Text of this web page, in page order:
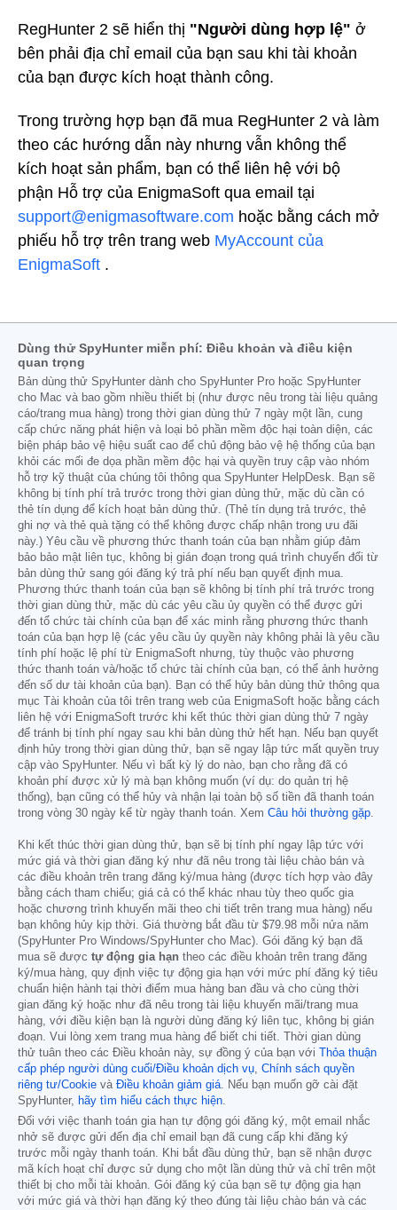
RegHunter 2 sẽ hiển thị "Người dùng hợp lệ" ở
bên phải địa chỉ email của bạn sau khi tài khoản
của bạn được kích hoạt thành công.
Trong trường hợp bạn đã mua RegHunter 2 và làm
theo các hướng dẫn này nhưng vẫn không thể
kích hoạt sản phẩm, bạn có thể liên hệ với bộ
phận Hỗ trợ của EnigmaSoft qua email tại
support@enigmasoftware.com hoặc bằng cách mở
phiếu hỗ trợ trên trang web MyAccount của
EnigmaSoft .
Dùng thử SpyHunter miễn phí: Điều khoản và điều kiện
quan trọng
Bản dùng thử SpyHunter dành cho SpyHunter Pro hoặc SpyHunter
cho Mac và bao gồm nhiều thiết bị (như được nêu trong tài liệu quảng
cáo/trang mua hàng) trong thời gian dùng thử 7 ngày một lần, cung
cấp chức năng phát hiện và loại bỏ phần mềm độc hại toàn diện, các
biện pháp bảo vệ hiệu suất cao để chủ động bảo vệ hệ thống của bạn
khỏi các mối đe dọa phần mềm độc hại và quyền truy cập vào nhóm
hỗ trợ kỹ thuật của chúng tôi thông qua SpyHunter HelpDesk. Bạn sẽ
không bị tính phí trả trước trong thời gian dùng thử, mặc dù cần có
thẻ tín dụng để kích hoạt bản dùng thử. (Thẻ tín dụng trả trước, thẻ
ghi nợ và thẻ quà tặng có thể không được chấp nhận trong ưu đãi
này.) Yêu cầu về phương thức thanh toán của bạn nhằm giúp đảm
bảo bảo mật liên tục, không bị gián đoạn trong quá trình chuyển đổi từ
bản dùng thử sang gói đăng ký trả phí nếu bạn quyết định mua.
Phương thức thanh toán của bạn sẽ không bị tính phí trả trước trong
thời gian dùng thử, mặc dù các yêu cầu ủy quyền có thể được gửi
đến tổ chức tài chính của bạn để xác minh rằng phương thức thanh
toán của bạn hợp lệ (các yêu cầu ủy quyền này không phải là yêu cầu
tính phí hoặc lệ phí từ EnigmaSoft nhưng, tùy thuộc vào phương
thức thanh toán và/hoặc tổ chức tài chính của bạn, có thể ảnh hưởng
đến số dư tài khoản của bạn). Bạn có thể hủy bản dùng thử thông qua
mục Tài khoản của tôi trên trang web của EnigmaSoft hoặc bằng cách
liên hệ với EnigmaSoft trước khi kết thúc thời gian dùng thử 7 ngày
để tránh bị tính phí ngay sau khi bản dùng thử hết hạn. Nếu bạn quyết
định hủy trong thời gian dùng thử, bạn sẽ ngay lập tức mất quyền truy
cập vào SpyHunter. Nếu vì bất kỳ lý do nào, bạn cho rằng đã có
khoản phí được xử lý mà bạn không muốn (ví dụ: do quản trị hệ
thống), bạn cũng có thể hủy và nhận lại toàn bộ số tiền đã thanh toán
trong vòng 30 ngày kể từ ngày thanh toán. Xem Câu hỏi thường gặp.
Khi kết thúc thời gian dùng thử, bạn sẽ bị tính phí ngay lập tức với
mức giá và thời gian đăng ký như đã nêu trong tài liệu chào bán và
các điều khoản trên trang đăng ký/mua hàng (được tích hợp vào đây
bằng cách tham chiếu; giá cả có thể khác nhau tùy theo quốc gia
hoặc chương trình khuyến mãi theo chi tiết trên trang mua hàng) nếu
bạn không hủy kịp thời. Giá thường bắt đầu từ $79.98 mỗi nửa năm
(SpyHunter Pro Windows/SpyHunter cho Mac). Gói đăng ký bạn đã
mua sẽ được tự động gia hạn theo các điều khoản trên trang đăng
ký/mua hàng, quy định việc tự động gia hạn với mức phí đăng ký tiêu
chuẩn hiện hành tại thời điểm mua hàng ban đầu và cho cùng thời
gian đăng ký hoặc như đã nêu trong tài liệu khuyến mãi/trang mua
hàng, với điều kiện bạn là người dùng đăng ký liên tục, không bị gián
đoạn. Vui lòng xem trang mua hàng để biết chi tiết. Thời gian dùng
thử tuân theo các Điều khoản này, sự đồng ý của bạn với
Thỏa thuận
cấp phép người dùng cuối/Điều khoản dịch vụ, Chính sách quyền
riêng tư/Cookie và Điều khoản giảm giá. Nếu bạn muốn gỡ cài đặt
SpyHunter, hãy tìm hiểu cách thực hiện.
Đối với việc thanh toán gia hạn tự động gói đăng ký, một email nhắc
nhở sẽ được gửi đến địa chỉ email bạn đã cung cấp khi đăng ký
trước mỗi ngày thanh toán. Khi bắt đầu dùng thử, bạn sẽ nhận được
mã kích hoạt chỉ được sử dụng cho một lần dùng thử và chỉ trên một
thiết bị cho mỗi tài khoản. Gói đăng ký của bạn sẽ tự động gia hạn
với mức giá và thời hạn đăng ký theo đúng tài liệu chào bán và các